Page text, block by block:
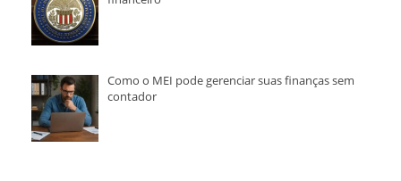
Como o MEI pode gerenciar suas finanças sem
contador